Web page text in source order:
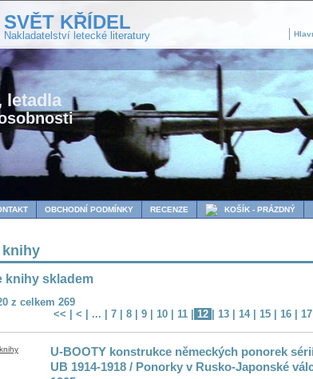
SVĚT KŘÍDEL
Nakladatelství letecké literatury
letadla
OBCHODNÍ PODMÍNKY RECENZE KOŠÍK - PRÁZDNÝ
knihy
knihy skladem
z celkem 269
<<
< | ... | 7 8 9 10 11 12 13 14| 15 16 17
U-BOOTY konstrukce německých ponorek
UB 1914-1918 / Ponorky v Rusko-Japonské